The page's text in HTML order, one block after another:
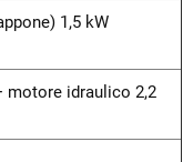
1,5 kW
motore idraulico 2,2